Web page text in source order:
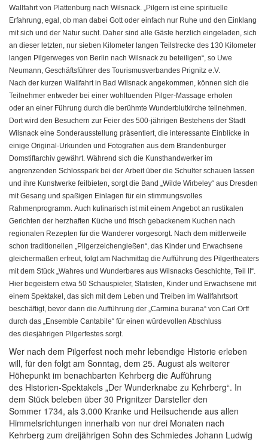
Wallfahrt von Plattenburg nach Wilsnack. „Pilgern ist eine spirituelle
Erfahrung, egal, ob man dabei Gott oder einfach nur Ruhe und den Einklang
mit sich und der Natur sucht. Daher sind alle Gäste herzlich eingeladen, sich
an dieser letzten, nur sieben Kilometer langen Teilstrecke des 130 Kilometer
langen Pilgerweges von Berlin nach Wilsnack zu beteiligen“, so Uwe
Neumann, Geschäftsführer des Tourismusverbandes Prignitz e.V.
Nach der kurzen Wallfahrt in Bad Wilsnack angekommen, können sich die
Teilnehmer entweder bei einer wohltuenden Pilger-Massage erholen
oder an einer Führung durch die berühmte Wunderblutkirche teilnehmen.
Dort wird den Besuchern zur Feier des 500-jährigen Bestehens der Stadt
Wilsnack eine Sonderausstellung präsentiert, die interessante Einblicke in
einige Original-Urkunden und Fotografien aus dem Brandenburger
Domstiftarchiv gewährt. Während sich die Kunsthandwerker im
angrenzenden Schlosspark bei der Arbeit über die Schulter schauen lassen
und ihre Kunstwerke feilbieten, sorgt die Band „Wilde Wirbeley“ aus Dresden
mit Gesang und spaßigen Einlagen für ein stimmungsvolles
Rahmenprogramm. Auch kulinarisch ist mit einem Angebot an rustikalen
Gerichten der herzhaften Küche und frisch gebackenem Kuchen nach
regionalen Rezepten für die Wanderer vorgesorgt. Nach dem mittlerweile
schon traditionellen „Pilgerzeichengießen“, das Kinder und Erwachsene
gleichermaßen erfreut, folgt am Nachmittag die Aufführung des Pilgertheaters
mit dem Stück „Wahres und Wunderbares aus Wilsnacks Geschichte, Teil II“.
Hier begeistern etwa 50 Schauspieler, Statisten, Kinder und Erwachsene mit
einem Spektakel, das sich mit dem Leben und Treiben im Wallfahrtsort
beschäftigt, bevor dann die Aufführung der „Carmina burana“ von Carl Orff
durch das „Ensemble Cantabile“ für einen würdevollen Abschluss
des diesjährigen Pilgerfestes sorgt.
Wer nach dem Pilgerfest noch mehr lebendige Historie erleben
will, für den folgt am Sonntag, dem 25. August als weiterer
Höhepunkt im benachbarten Kehrberg die Aufführung
des Historien-Spektakels „Der Wunderknabe zu Kehrberg“. In
dem Stück beleben über 30 Prignitzer Darsteller den
Sommer 1734, als 3.000 Kranke und Heilsuchende aus allen
Himmelsrichtungen innerhalb von nur drei Monaten nach
Kehrberg zum dreijährigen Sohn des Schmiedes Johann Ludwig